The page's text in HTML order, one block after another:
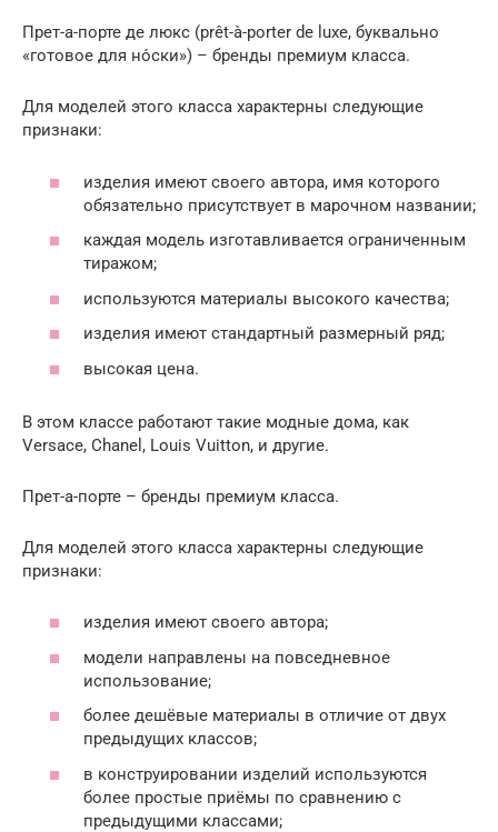
Прет-а-порте де люкс (prêt-à-porter de luxe, буквально
«готовое для но́ски») – бренды премиум класса.
Для моделей этого класса характерны следующие
признаки:
изделия имеют своего автора, имя которого
обязательно присутствует в марочном названии;
каждая модель изготавливается ограниченным
тиражом;
используются материалы высокого качества;
изделия имеют стандартный размерный ряд;
высокая цена.
В этом классе работают такие модные дома, как
Versace, Chanel, Louis Vuitton, и другие.
Прет-а-порте – бренды премиум класса.
Для моделей этого класса характерны следующие
признаки:
изделия имеют своего автора;
модели направлены на повседневное
использование;
более дешёвые материалы в отличие от двух
предыдущих классов;
в конструировании изделий используются
более простые приёмы по сравнению с
предыдущими классами;